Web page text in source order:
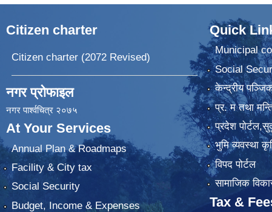
Citizen charter
Citizen charter (2072 Revised)
नगर प्रोफाइल
नगर पार्श्वचित्र २०७५
At Your Services
Annual Plan & Roadmaps
Facility & City tax
Social Security
Budget, Income & Expenses
Quick
Municipal
Social
केन्द्रीय
प्र. म तथा
प्रदेश
भुमि व्यवस्था
विपद पोर्टल
सामाजिक
Tax &